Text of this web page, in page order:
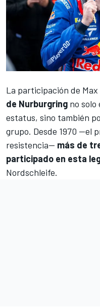
La participación de
de Nurburgring no solo
estatus, sino también
grupo. Desde 1970 —el
resistencia— más de
participado en esta
Nordschleife.